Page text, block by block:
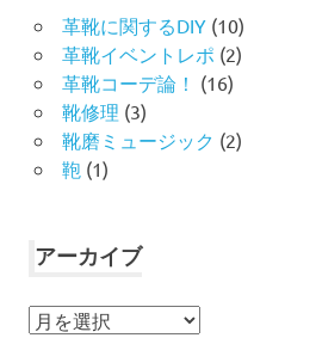
革靴に関するDIY(10)
革靴イベントレポ (2)
革靴コーデ論！ (16)
靴修理 (3)
靴磨ミュージック (2)
鞄 (1)
アーカイブ
ア